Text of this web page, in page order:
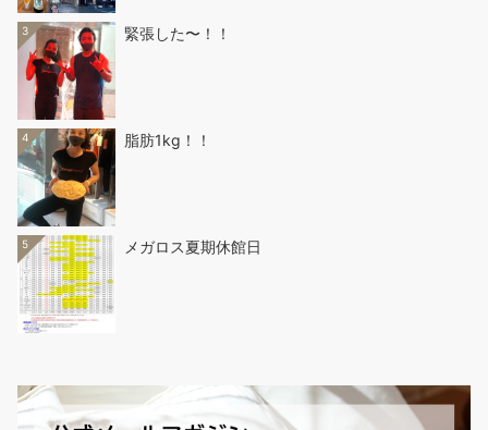
3 緊張した〜！！
4 脂肪1kg！！
5 メガロス夏期休館日